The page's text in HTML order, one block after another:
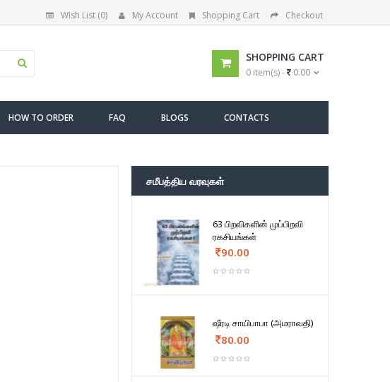
Wish List (0) My Account Shopping Cart Checkout
SHOPPING CART
0 item(s) - 0.00
HOW TO ORDER FAQ BLOGS CONTACTS
சமீபத்திய வரவுகள்
63 பிறவிகளின் முப்பிறவி
ரகசியங்கள்
90.00
ஷீரடி சாயிபாபா (அமராவதி)
80.00